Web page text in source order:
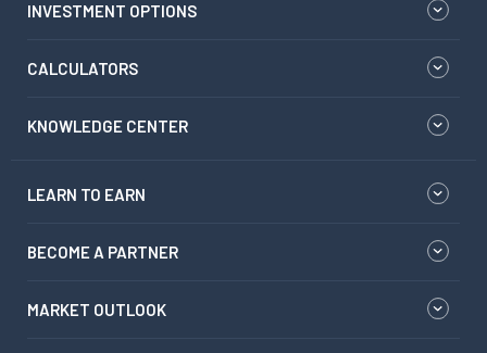
INVESTMENT OPTIONS
CALCULATORS
KNOWLEDGE CENTER
LEARN TO EARN
BECOME A PARTNER
MARKET OUTLOOK